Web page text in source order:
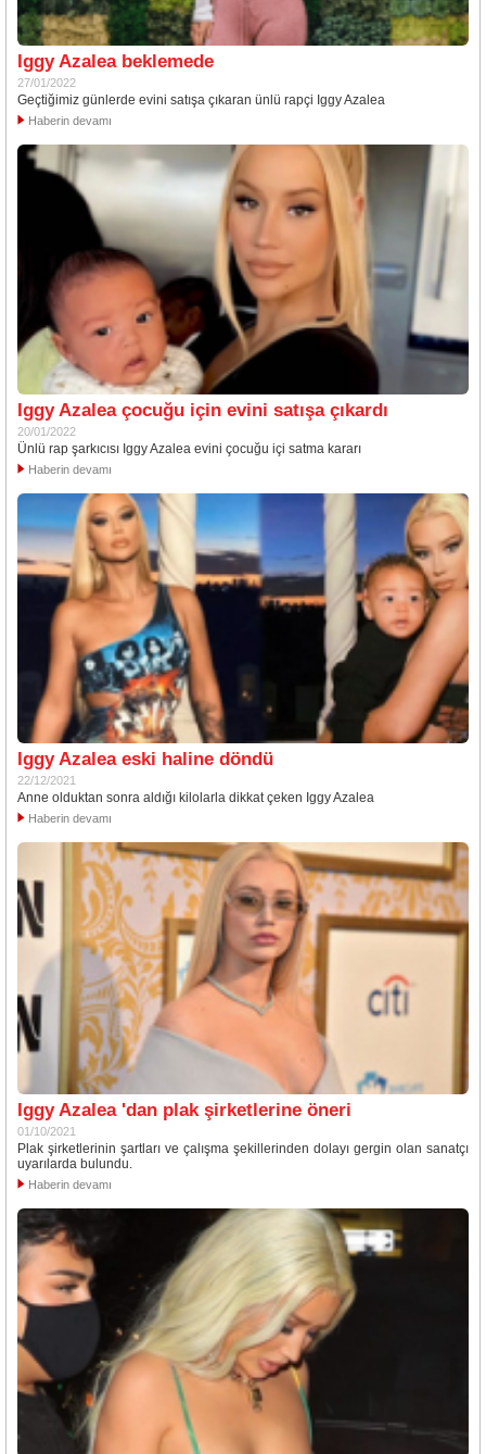
Iggy Azalea beklemede
27/01/2022
Geçtiğimiz günlerde evini satışa çıkaran ünlü rapçi Iggy Azalea
Haberin devamı
Iggy Azalea çocuğu için evini satışa çıkardı
20/01/2022
Ünlü rap şarkıcısı Iggy Azalea evini çocuğu içi satma kararı
Haberin devamı
Iggy Azalea eski haline döndü
22/12/2021
Anne olduktan sonra aldığı kilolarla dikkat çeken Iggy Azalea
Haberin devamı
Iggy Azalea 'dan plak şirketlerine öneri
01/10/2021
Plak şirketlerinin şartları ve çalışma şekillerinden dolayı gergin olan sanatçı
uyarılarda bulundu.
Haberin devamı